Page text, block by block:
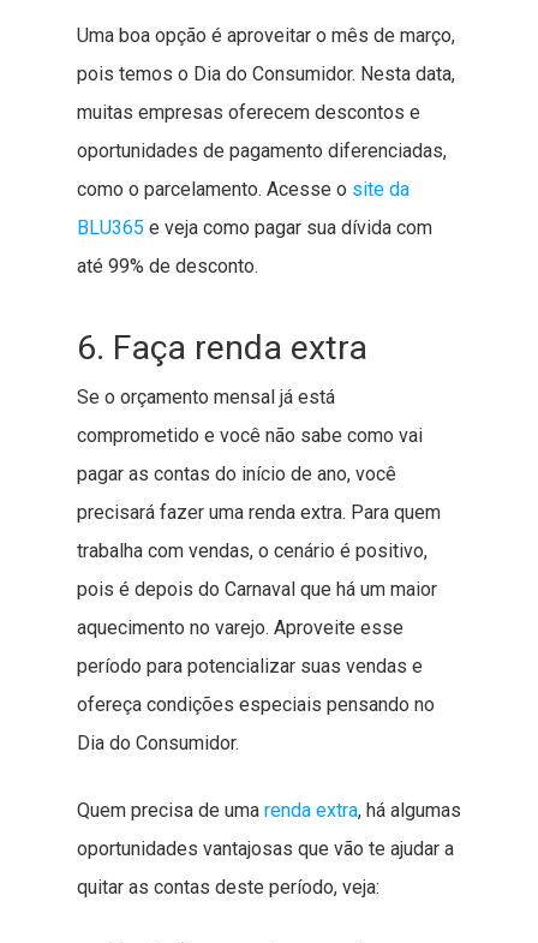
Uma boa opção é aproveitar o mês de março,
pois temos o Dia do Consumidor. Nesta data,
muitas empresas oferecem descontos e
oportunidades de pagamento diferenciadas,
como o parcelamento. Acesse o site da
BLU365 e veja como pagar sua dívida com
até 99% de desconto.
6. Faça renda extra
Se o orçamento mensal já está
comprometido e você não sabe como vai
pagar as contas do início de ano, você
precisará fazer uma renda extra. Para quem
trabalha com vendas, o cenário é positivo,
pois é depois do Carnaval que há um maior
aquecimento no varejo. Aproveite esse
período para potencializar suas vendas e
ofereça condições especiais pensando no
Dia do Consumidor.
Quem precisa de uma renda extra, há algumas
oportunidades vantajosas que vão te ajudar a
quitar as contas deste período, veja: